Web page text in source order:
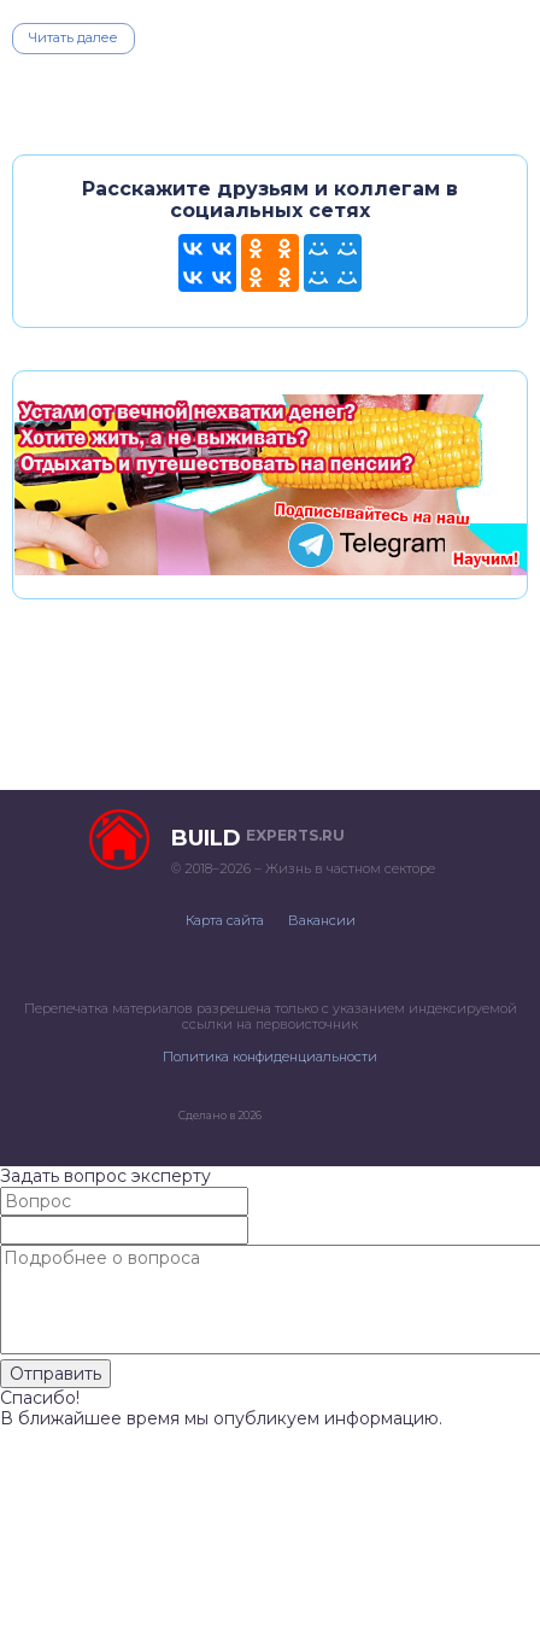
Читать далее
Расскажите друзьям и коллегам в
социальных сетях
BUILD EXPERTS.RU
© 2018–2026 – Жизнь в частном секторе
Карта сайта Вакансии
Перепечатка материалов разрешена только с указанием индексируемой
ссылки на первоисточник
Политика конфиденциальности
Сделано в 2026
Задать вопрос эксперту
Спасибо!
В ближайшее время мы опубликуем информацию.